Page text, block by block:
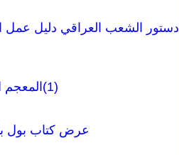
دستور الشعب العراقي دليل عمل
‎⁨المعجم الكامل للكلمات العراقية نسخة نهائية⁩(1)
عرض كتاب بول